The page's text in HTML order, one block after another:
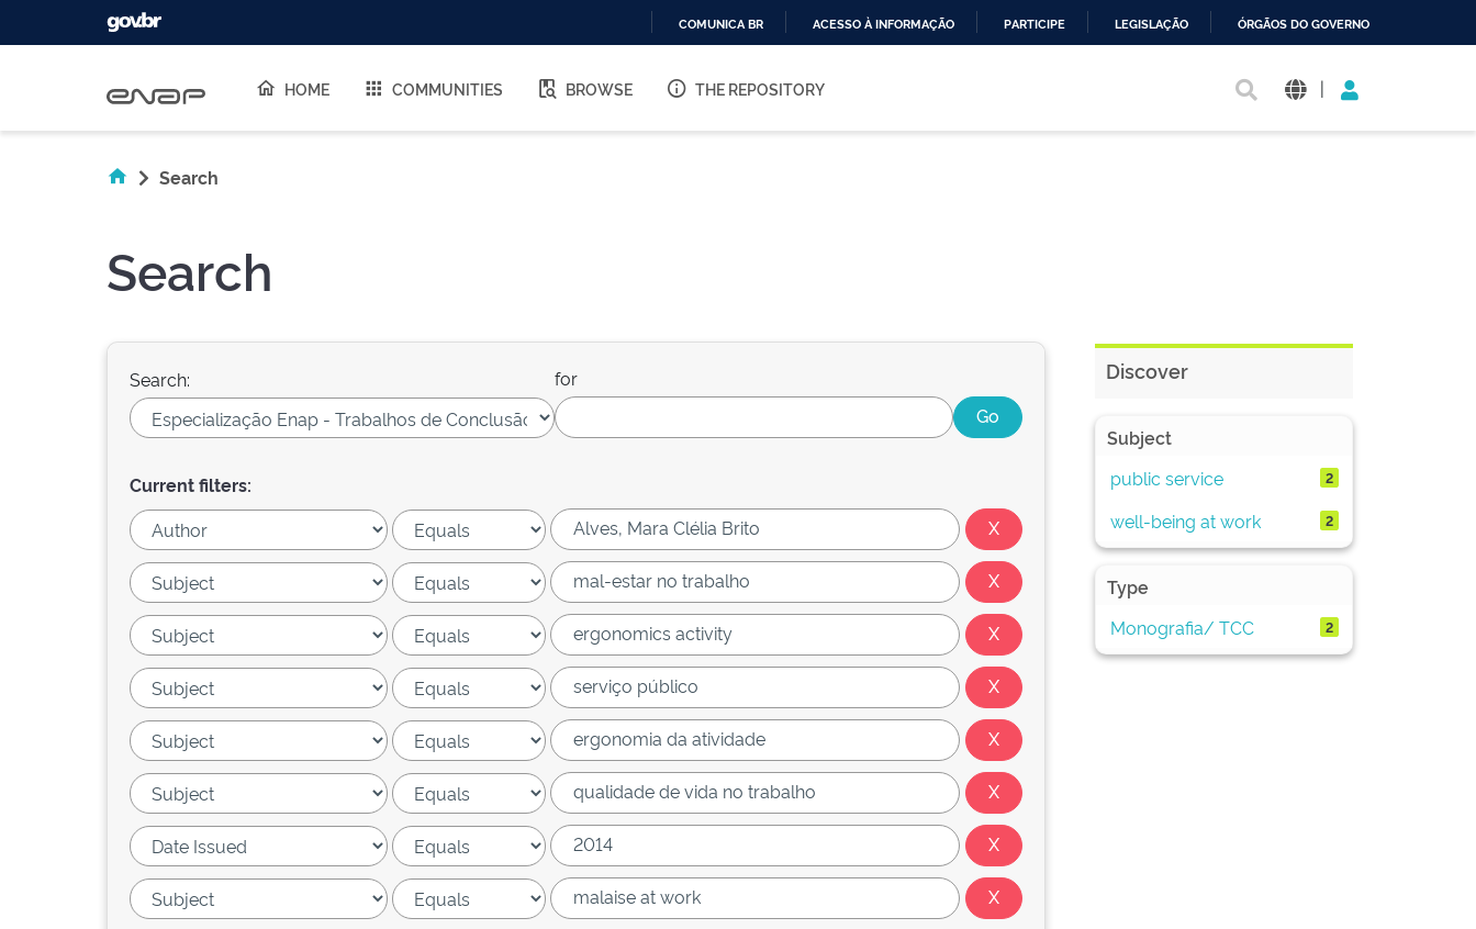
O
COMUNICA BR ACESSO À INFORMAÇÃO PARTICIPE LEGISLAÇÃO ÓRGÃOS DO GOVERNO
HOME COMMUNITIES BROWSE THE REPOSITORY |
Search
Search
Search: for
Current filters:
Discover
Subject
public service
2
well-being at work 2
Type
Monografia/ TCC
2